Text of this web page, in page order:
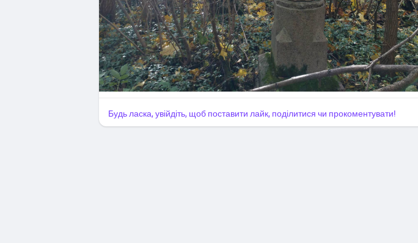
Будь ласка, увійдіть, щоб поставити лайк, поділитися чи прокоментувати!